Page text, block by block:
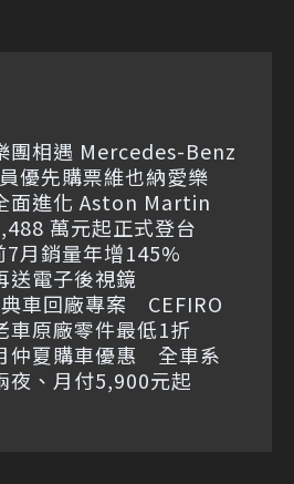
團相遇 Mercedes-Benz
優先購票維也納愛樂
面進化 Aston Martin
萬元起正式登台
7月銷量年增145%
送電子後視鏡
典車回廠專案 CEFIRO
車原廠零件最低1折
仲夏購車優惠 全車系
夜、月付5,900元起